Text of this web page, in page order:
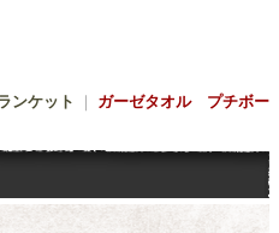
ンケット
ガーゼタオル プチボー